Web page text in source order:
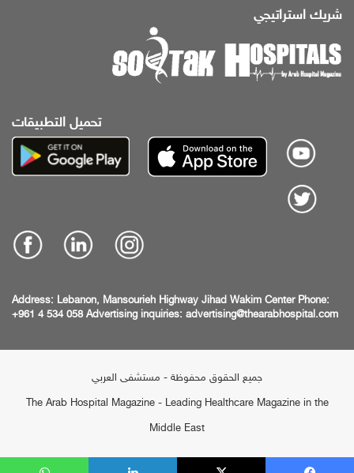
شريك استراتيجي
تحميل التطبيقات
Address: Lebanon, Mansourieh Highway Jihad Wakim Center Phone:
+961 4 534 058 Advertising inquiries: advertising@thearabhospital.com
جميع الحقوق محفوظة - مستشفى العربي
The Arab Hospital Magazine - Leading Healthcare Magazine in the
Middle East